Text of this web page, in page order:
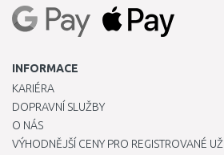
INFORMACE
KARIÉRA
DOPRAVNÍ SLUŽBY
O NÁS
VÝHODNĚJŠÍ CENY PRO REGISTROVANÉ